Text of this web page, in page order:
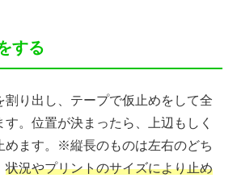
する
割り出し、テープで仮止めをして全
。位置が決まったら、上辺もしく
めます。※縦長のものは左右のどち
状況やプリントのサイズにより止め